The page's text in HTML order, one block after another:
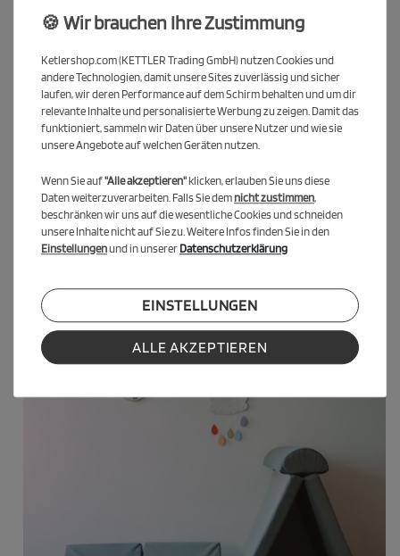
🍪 Wir brauchen Ihre Zustimmung
Ketlershop.com (KETTLER Trading GmbH) nutzen Cookies und
andere Technologien, damit unsere Sites zuverlässig und sicher
laufen, wir deren Performance auf dem Schirm behalten und um dir
relevante Inhalte und personalisierte Werbung zu zeigen. Damit das
funktioniert, sammeln wir Daten über unsere Nutzer und wie sie
unsere Angebote auf welchen Geräten nutzen.
Wenn Sie auf"Alle akzeptieren"klicken, erlauben Sie uns diese
Daten weiterzuverarbeiten. Falls Sie demnicht zustimmen,
beschränken wir uns auf die wesentliche Cookies und schneiden
unsere Inhalte nicht auf Sie zu. Weitere Infos finden Sie in den
Einstellungenund in unsererDatenschutzerklärung
EINSTELLUNGEN
ALLE AKZEPTIEREN